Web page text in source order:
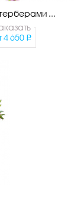
герберами ...
4 650